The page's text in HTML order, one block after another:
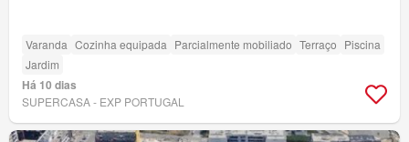
Varanda Cozinha equipada Parcialmente mobiliado Terraço Piscina
Jardim
Há 10 dias
SUPERCASA - EXP PORTUGAL